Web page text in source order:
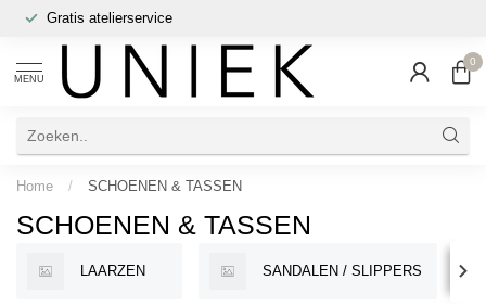
Gratis atelierservice
MENU
0
Home / SCHOENEN & TASSEN
SCHOENEN & TASSEN
LAARZEN SANDALEN / SLIPPERS